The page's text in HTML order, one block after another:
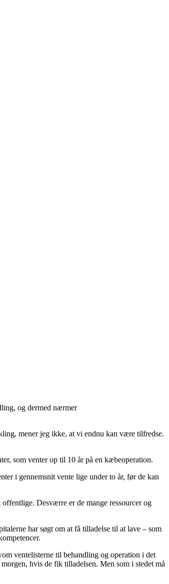
og dermed nærmer
mener jeg ikke, at vi endnu kan være tilfredse.
som venterop til 10 år på en kæbeoperation.
i gennemsnit vente lige under to år, før de kan
Desværre er de mange ressourcer og
har søgt om at få tilladelse til at lave – som
ventelisterne til behandling og operation i det
hvis de fik tilladelsen. Men som i stedet må